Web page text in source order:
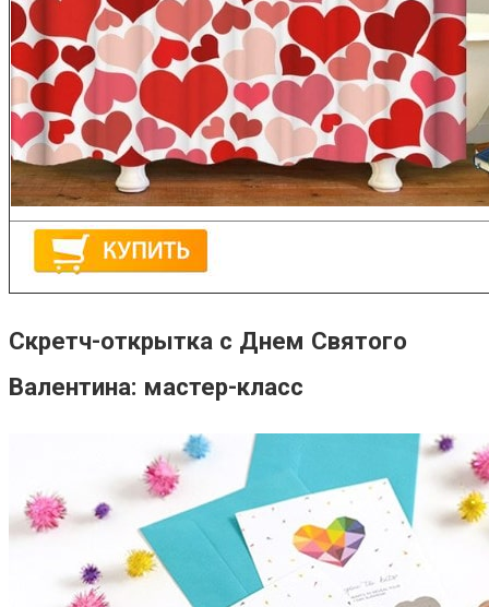
Скретч-открытка с Днем Святого
Валентина: мастер-класс